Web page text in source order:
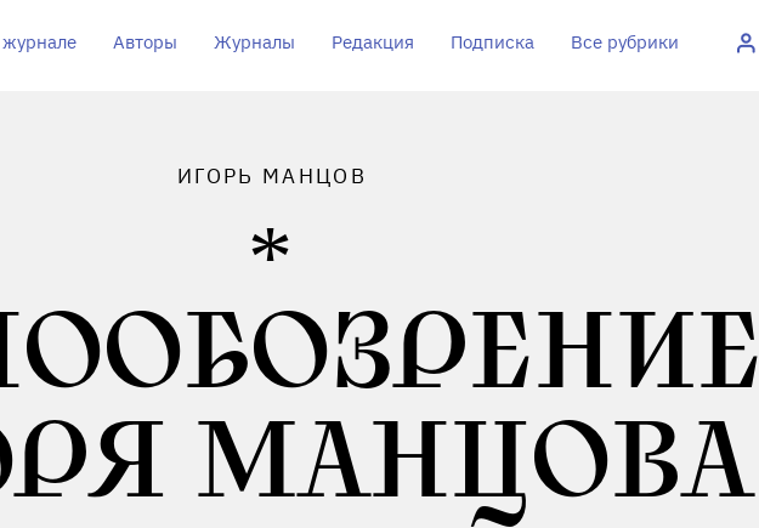
Авторы Журналы Редакция Подписка Все рубрики
ИГОРЬ МАНЦОВ
МАНЦОВА